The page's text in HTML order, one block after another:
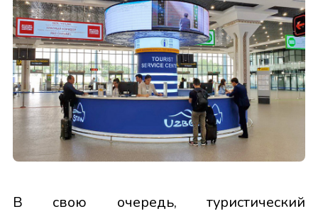
В свою очередь, туристический